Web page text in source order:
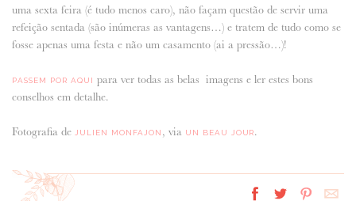
uma sexta feira (é tudo menos caro), não façam questão de servir uma
refeição sentada (são inúmeras as vantagens…) e tratem de tudo como se
fosse apenas uma festa e não um casamento (ai a pressão…)!
PASSEM POR AQUI
para ver todas as belas imagens e ler estes bons
conselhos em detalhe.
Fotografia de JULIEN MONFAJON , via UN BEAU JOUR.